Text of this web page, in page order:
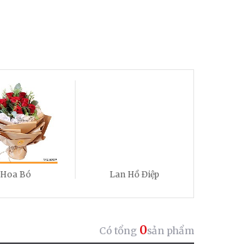
Hoa Bó Lan Hồ Điệp
Có tổng 0sản phẩm